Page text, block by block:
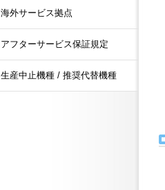
海外サービス拠点
アフターサービス保証規定
生産中止機種 / 推奨代替機種